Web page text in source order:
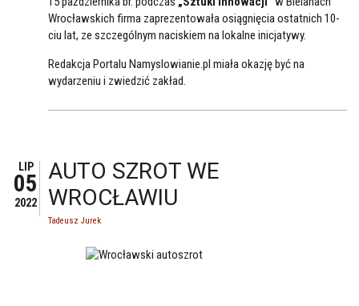
Wrocławskich firma zaprezentowała osiągnięcia ostatnich 10-
ciu lat, ze szczególnym naciskiem na lokalne inicjatywy.
Redakcja Portalu Namyslowianie.pl miała okazję być na
wydarzeniu i zwiedzić zakład.
LIP
05
2022
AUTO SZROT WE
WROCŁAWIU
Tadeusz Jurek